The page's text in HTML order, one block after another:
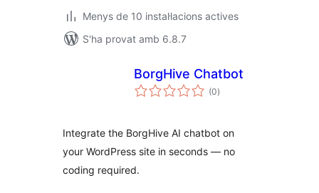
Menys de 10 instal·lacions actives
S'ha provat amb 6.8.7
BorgHive Chatbot
(0puntuacions
totals
)
Integrate the BorgHive AI chatbot on
your WordPress site in seconds — no
coding required.